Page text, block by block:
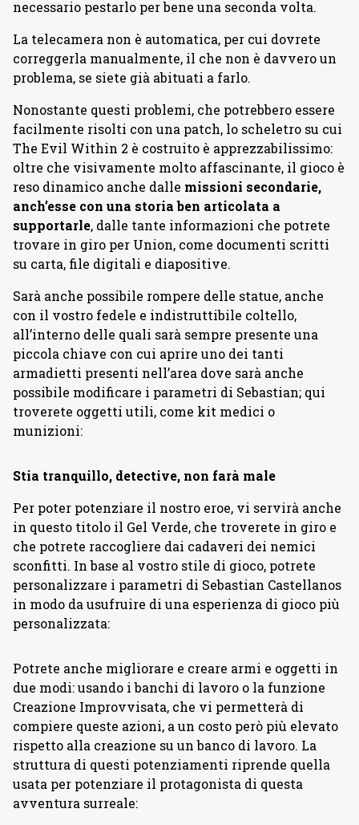
necessario pestarlo per bene una seconda volta.
La telecamera non è automatica, per cui dovrete
correggerla manualmente, il che non è davvero un
problema, se siete già abituati a farlo.
Nonostante questi problemi, che potrebbero essere
facilmente risolti con una patch, lo scheletro su cui
The Evil Within 2 è costruito è apprezzabilissimo:
oltre che visivamente molto affascinante, il gioco è
reso dinamico anche dalle missioni secondarie,
anch’esse con una storia ben articolata a
supportarle, dalle tante informazioni che potrete
trovare in giro per Union, come documenti scritti
su carta, file digitali e diapositive.
Sarà anche possibile rompere delle statue, anche
con il vostro fedele e indistruttibile coltello,
all’interno delle quali sarà sempre presente una
piccola chiave con cui aprire uno dei tanti
armadietti presenti nell’area dove sarà anche
possibile modificare i parametri di Sebastian; qui
troverete oggetti utili, come kit medici o
munizioni:
Stia tranquillo, detective, non farà male
Per poter potenziare il nostro eroe, vi servirà anche
in questo titolo il Gel Verde, che troverete in giro e
che potrete raccogliere dai cadaveri dei nemici
sconfitti. In base al vostro stile di gioco, potrete
personalizzare i parametri di Sebastian Castellanos
in modo da usufruire di una esperienza di gioco più
personalizzata:
Potrete anche migliorare e creare armi e oggetti in
due modi: usando i banchi di lavoro o la funzione
Creazione Improvvisata, che vi permetterà di
compiere queste azioni, a un costo però più elevato
rispetto alla creazione su un banco di lavoro. La
struttura di questi potenziamenti riprende quella
usata per potenziare il protagonista di questa
avventura surreale: